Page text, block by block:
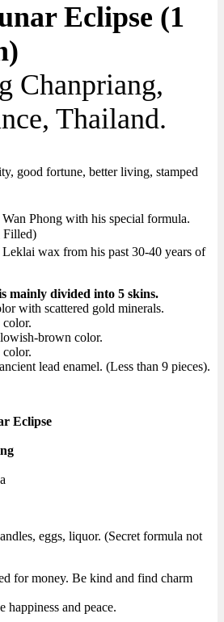
Eclipse (1
Chanpriang,
Thailand.
good fortune, better living, stamped
Phong with his special formula.
Filled)
wax from his past 30-40 years of
mainly divided into 5 skins.
with scattered gold minerals.
brown color.
lead enamel. (Less than 9 pieces).
Eclipse
eggs, liquor. (Secret formula not
for money. Be kind and find charm
and peace.